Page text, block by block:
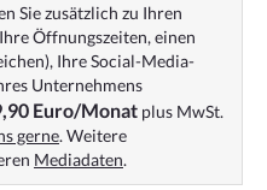
Sie zusätzlich zu Ihren
Öffnungszeiten, einen
Ihre Social-Media-
Unternehmens
Euro/Monat plus MwSt.
gerne. Weitere
Mediadaten.